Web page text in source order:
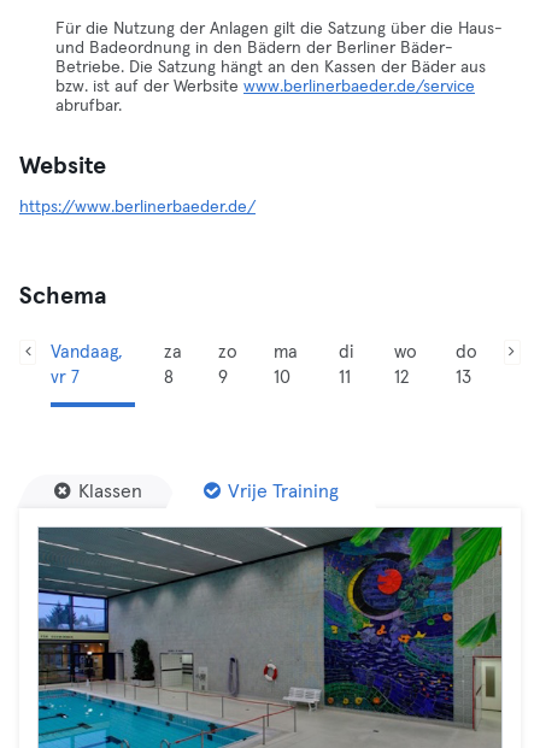
Für die Nutzung der Anlagen gilt die Satzung über die Haus-
und Badeordnung in den Bädern der Berliner Bäder-
Betriebe. Die Satzung hängt an den Kassen der Bäder aus
bzw. ist auf der Werbsite www.berlinerbaeder.de/service
abrufbar.
Website
https://www.berlinerbaeder.de/
Schema
Vandaag,
vr 7
za
8
zo
9
ma
10
di
11
wo
12
do
13
Klassen Vrije Training